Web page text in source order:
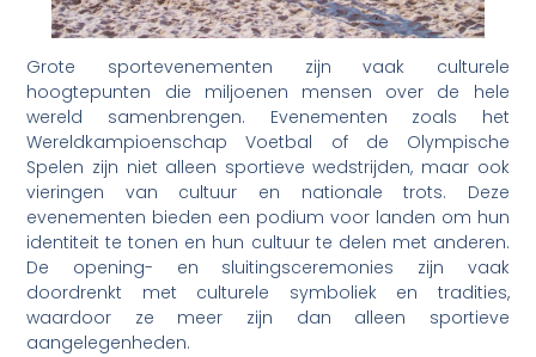
Grote sportevenementen zijn vaak culturele
hoogtepunten die miljoenen mensen over de hele
wereld samenbrengen. Evenementen zoals het
Wereldkampioenschap Voetbal of de Olympische
Spelen zijn niet alleen sportieve wedstrijden, maar ook
vieringen van cultuur en nationale trots. Deze
evenementen bieden een podium voor landen om hun
identiteit te tonen en hun cultuur te delen met anderen.
De opening- en sluitingsceremonies zijn vaak
doordrenkt met culturele symboliek en tradities,
waardoor ze meer zijn dan alleen sportieve
aangelegenheden.